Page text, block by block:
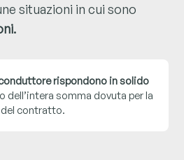
situazioni in cui sono
rispondono in solido
dell’intera somma dovuta per la
contratto.